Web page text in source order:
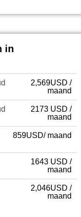
in
2,569USD /
maand
2173 USD /
maand
859USD/ maand
1643 USD /
maand
2,046USD /
maand